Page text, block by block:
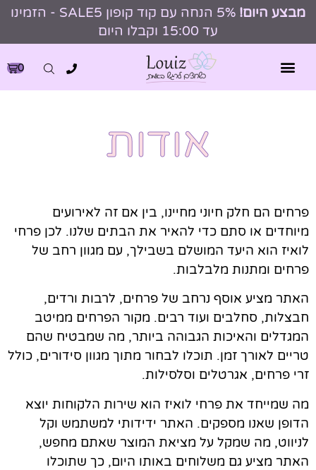
מבצע היום!
5% הנחה עם קוד קופון SALE5 - הזמינו
עד 15:00 וקבלו היום
0
אודות
פרחים הם חלק חיוני מחיינו, בין אם זה לאירועים
מיוחדים או סתם כדי להאיר את הבתים שלנו. לכן פרחי
לואיז הוא היעד המושלם בשבילך, עם מגוון רחב של
פרחים ומתנות מלבלבות.
האתר מציע אוסף נרחב של פרחים, לרבות ורדים,
חבצלות, סחלבים ועוד רבים. מקור הפרחים ממיטב
המגדלים והאיכות הגבוהה ביותר, מה שמבטיח שהם
טריים לאורך זמן. תוכלו לבחור מתוך מגוון סידורים, כולל
זרי פרחים, אגרטלים וסלסילות.
מה שמייחד את פרחי לואיז הוא שירות הלקוחות יוצא
הדופן שאנו מספקים. האתר ידידותי למשתמש וקל
לניווט, מה שמקל על מציאת המוצר שאתם מחפש,
האתר מציע גם משלוחים באותו היום, כך שתוכלו